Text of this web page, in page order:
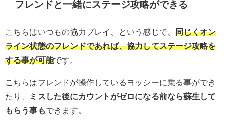
フレンドと一緒にステージ攻略ができる
こちらはいつもの協力プレイ、という感じで、 同じくオン
ライン状態のフレンドであれば、協力してステージ攻略を
する事が可能です。
こちらはフレンドが操作しているヨッシーに乗る事ができ
たり、
ミスした後にカウントがゼロになる前なら蘇生して
もらう事もできます。